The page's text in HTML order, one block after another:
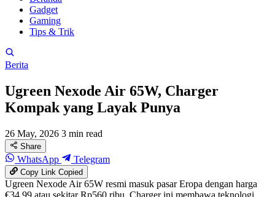
Gadget
Gaming
Tips & Trik
Berita
Ugreen Nexode Air 65W, Charger
Kompak yang Layak Punya
26 May, 2026 3 min read
Share
WhatsApp Telegram
Copy LinkCopied
Ugreen Nexode Air 65W resmi masuk pasar Eropa dengan harga